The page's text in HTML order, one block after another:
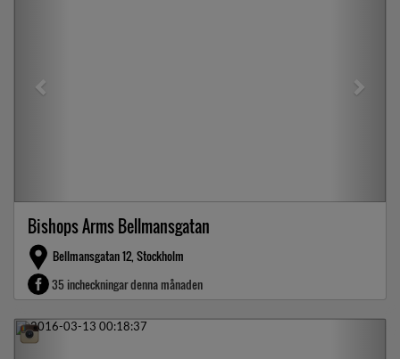
Bishops Arms Bellmansgatan
Bellmansgatan 12, Stockholm
35 incheckningar denna månaden
Previous